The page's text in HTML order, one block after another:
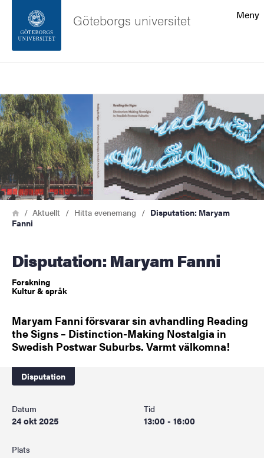
Sidfoten
Om webbplatsen
Meny
Göteborgs universitet
Bild
Länkstig
HemAktuellt Hitta evenemang
Disputation: Maryam
Fanni
Disputation: Maryam Fanni
Forskning
Kultur & språk
Maryam Fanni försvarar sin avhandling Reading
the Signs – Distinction-Making Nostalgia in
Swedish Postwar Suburbs. Varmt välkomna!
Disputation
Datum
24 okt 2025
Tid
13:00 - 16:00
Plats